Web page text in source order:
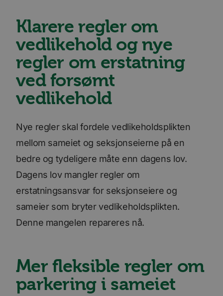
Klarere regler om
vedlikehold og nye
regler om erstatning
ved forsømt
vedlikehold
Nye regler skal fordele vedlikeholdsplikten
mellom sameiet og seksjonseierne på en
bedre og tydeligere måte enn dagens lov.
Dagens lov mangler regler om
erstatningsansvar for seksjonseiere og
sameier som bryter vedlikeholdsplikten.
Denne mangelen repareres nå.
Mer fleksible regler om
parkering i sameiet